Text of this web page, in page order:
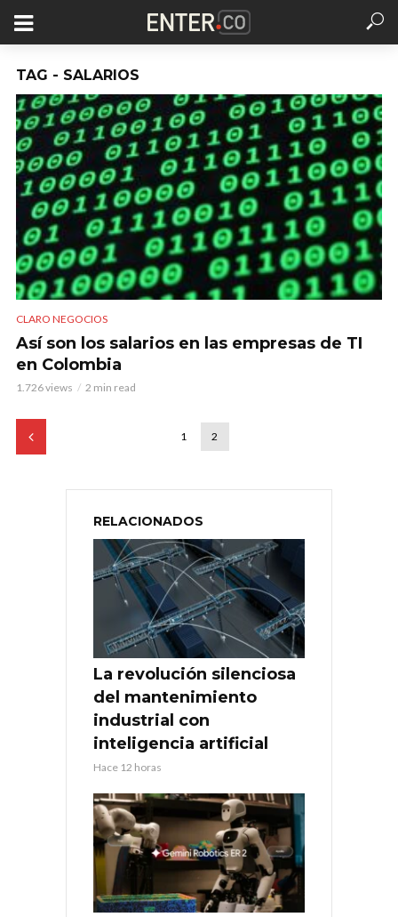
TAG - SALARIOS
CLARO NEGOCIOS
Así son los salarios en las empresas de TI
en Colombia
1.726 views 2 min read
1 2
RELACIONADOS
La revolución silenciosa
del mantenimiento
industrial con
inteligencia artificial
Hace 12 horas